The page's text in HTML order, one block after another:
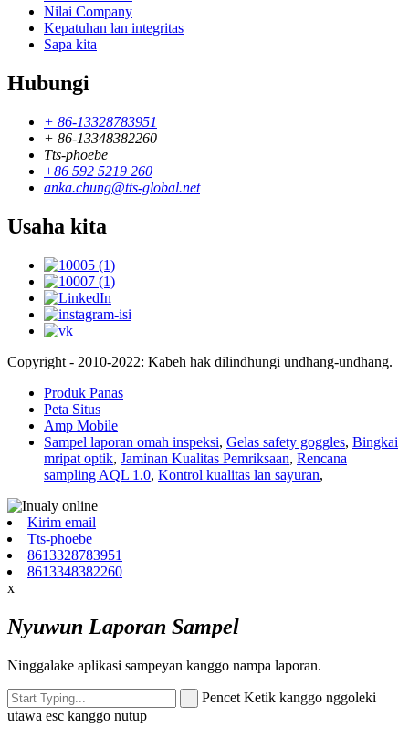
Nilai Company
Kepatuhan lan integritas
Sapa kita
Hubungi
+ 86-13328783951
+ 86-13348382260
Tts-phoebe
+86 592 5219 260
anka.chung@tts-global.net
Usaha kita
Copyright - 2010-2022: Kabeh hak dilindhungi undhang-undhang.
Produk Panas
Peta Situs
Amp Mobile
Sampel laporan omah inspeksi, Gelas safety goggles, Bingkai
mripat optik, Jaminan Kualitas Pemriksaan, Rencana
sampling AQL 1.0, Kontrol kualitas lan sayuran,
Kirim email
Tts-phoebe
8613328783951
8613348382260
x
Nyuwun Laporan Sampel
Ninggalake aplikasi sampeyan kanggo nampa laporan.
Pencet Ketik kanggo nggoleki
utawa esc kanggo nutup